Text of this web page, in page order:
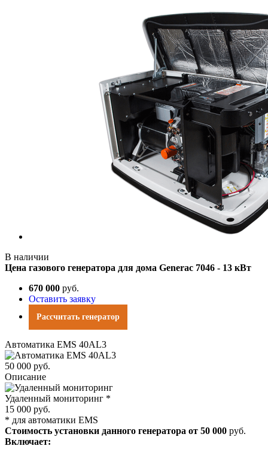
В наличии
Цена газового генератора для дома Generac 7046 - 13 кВт
670 000 руб.
Рассчитать генератор
Оставить заявку
Автоматика EMS 40АL3
50 000 руб.
Описание
Удаленный мониторинг *
15 000 руб.
* для автоматики EMS
Стоимость установки данного генератора от 50 000 руб.
Включает: